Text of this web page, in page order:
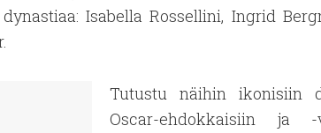
Isabella Rossellini, Ingrid
Tutustu näihin ikonisiin
Oscar-ehdokkaisiin ja -